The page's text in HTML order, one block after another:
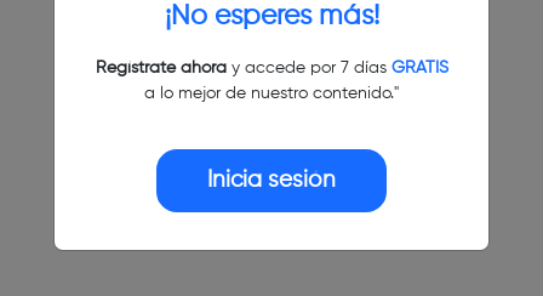
¡No esperes más!
Regístrate ahoray accede por 7 días GRATIS
a lo mejor de nuestro contenido."
Inicia sesión